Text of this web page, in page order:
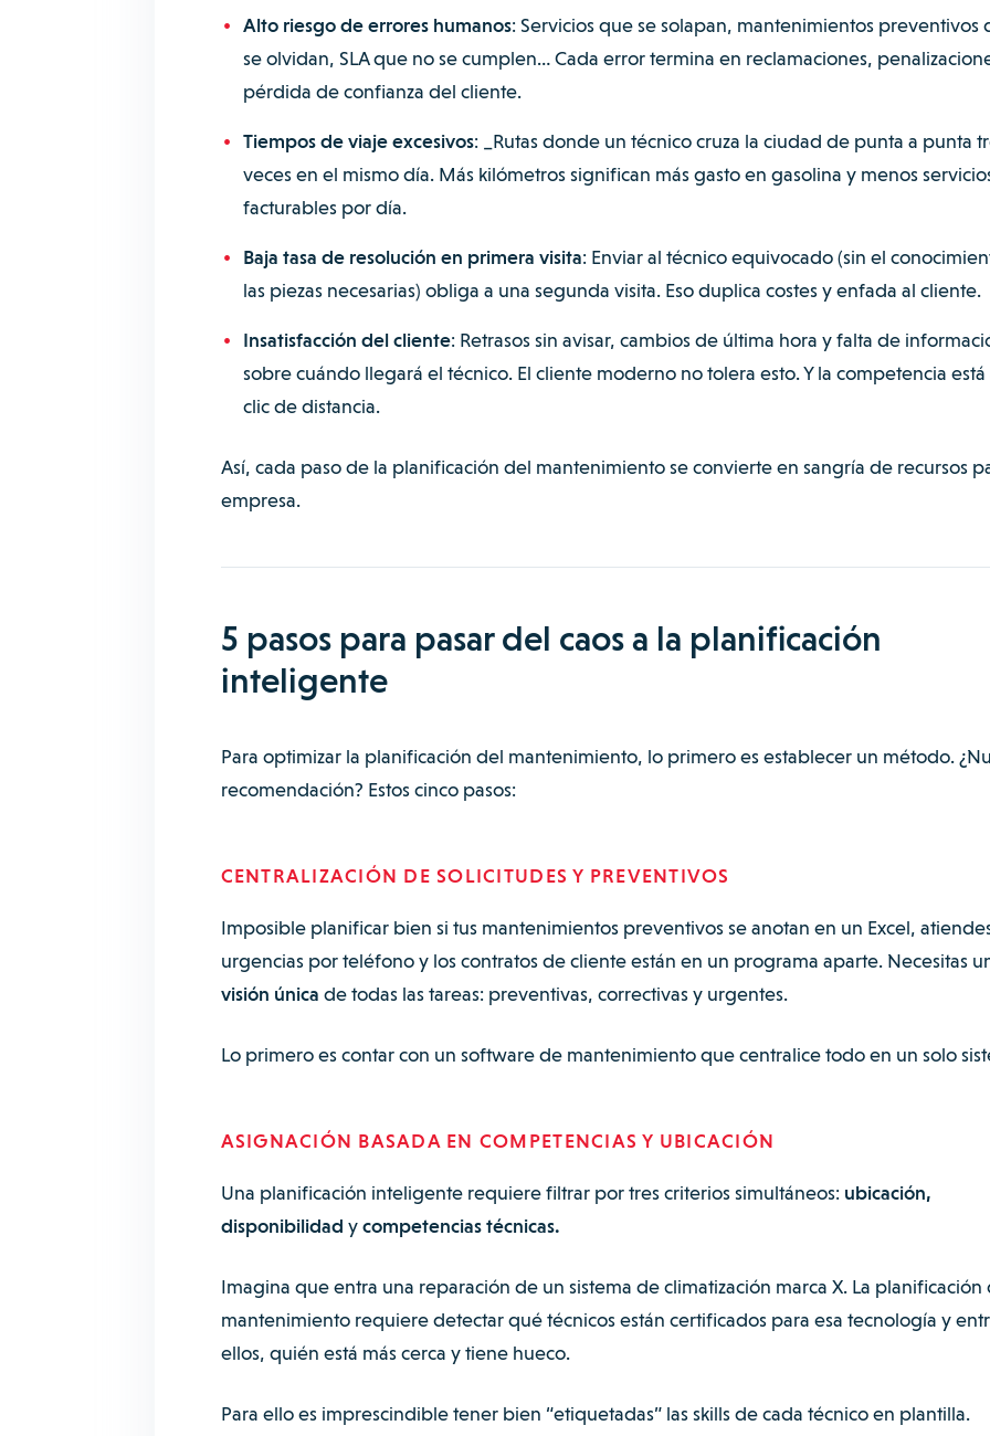
Alto riesgo de errores humanos: Servicios que se solapan, mantenimientos preventivos
se olvidan, SLA que no se cumplen… Cada error termina en reclamaciones,
pérdida de confianza del cliente.
Tiempos de viaje excesivos: _Rutas donde un técnico cruza la ciudad de punta a punta
veces en el mismo día. Más kilómetros significan más gasto en gasolina y menos
facturables por día.
Baja tasa de resolución en primera visita: Enviar al técnico equivocado (sin el
las piezas necesarias) obliga a una segunda visita. Eso duplica costes y enfada al cliente.
Insatisfacción del cliente: Retrasos sin avisar, cambios de última hora y falta de
sobre cuándo llegará el técnico. El cliente moderno no tolera esto. Y la competencia está
clic de distancia.
Así, cada paso de la planificación del mantenimiento se convierte en sangría de recursos
empresa.
5 pasos para pasar del caos a la planificación
inteligente
Para optimizar la planificación del mantenimiento, lo primero es establecer un método.
recomendación? Estos cinco pasos:
CENTRALIZACIÓN DE SOLICITUDES Y PREVENTIVOS
Imposible planificar bien si tus mantenimientos preventivos se anotan en un Excel,
urgencias por teléfono y los contratos de cliente están en un programa aparte. Necesitas
visión única de todas las tareas: preventivas, correctivas y urgentes.
Lo primero es contar con un software de mantenimiento que centralice todo en un solo
ASIGNACIÓN BASADA EN COMPETENCIAS Y UBICACIÓN
Una planificación inteligente requiere filtrar por tres criterios simultáneos: ubicación,
disponibilidad ycompetencias técnicas.
Imagina que entra una reparación de un sistema de climatización marca X. La planificación
mantenimiento requiere detectar qué técnicos están certificados para esa tecnología y
ellos, quién está más cerca y tiene hueco.
Para ello es imprescindible tener bien “etiquetadas” las skills de cada técnico en plantilla.